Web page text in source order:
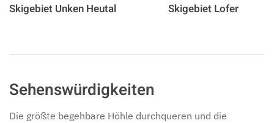
Skigebiet Unken Heutal Skigebiet Lofer
Sehenswürdigkeiten
Die größte begehbare Höhle durchqueren und die